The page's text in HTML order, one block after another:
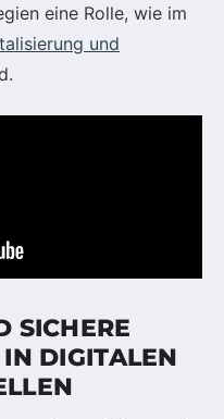
eine Rolle, wie im
und
SICHERE
DIGITALEN